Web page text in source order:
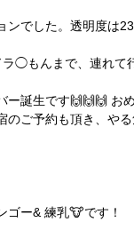
でした。透明度は
◯もんまで、連れて
誕生です🙌🙌🙌 お
ご予約も頂き、
ゴー& 練乳🐮です！